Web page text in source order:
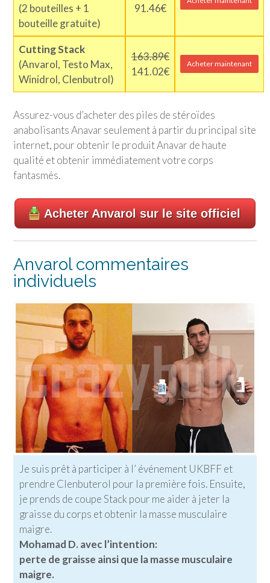
(2 bouteilles + 1
bouteille gratuite)
91.46€
Cutting Stack
(Anvarol, Testo Max,
Winidrol, Clenbutrol)
163.89€
141.02€
Acheter maintenant
Assurez-vous d’acheter des piles de stéroïdes
anabolisants Anavar seulement à partir du principal site
internet, pour obtenir le produit Anavar de haute
qualité et obtenir immédiatement votre corps
fantasmés.
Acheter Anvarol sur le site officiel
Anvarol commentaires
individuels
Je suis prêt à participer à l’ événement UKBFF et
prendre Clenbuterol pour la première fois. Ensuite,
je prends de coupe Stack pour me aider à jeter la
graisse du corps et obtenir la masse musculaire
maigre.
Mohamad D. avec l’intention:
perte de graisse ainsi que la masse musculaire
maigre.